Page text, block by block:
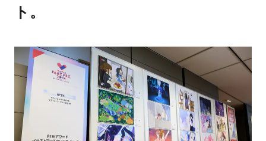
ト。